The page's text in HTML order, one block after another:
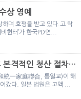
상 영예
하며 호평을 받고 있다.고 탁
헌터’가 한국PD연...
統一家庭聯合, 통일교)이 해
갔다. 일본 법원은 고액 ...